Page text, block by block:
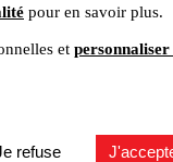
pour en savoir plus.
et
refuse